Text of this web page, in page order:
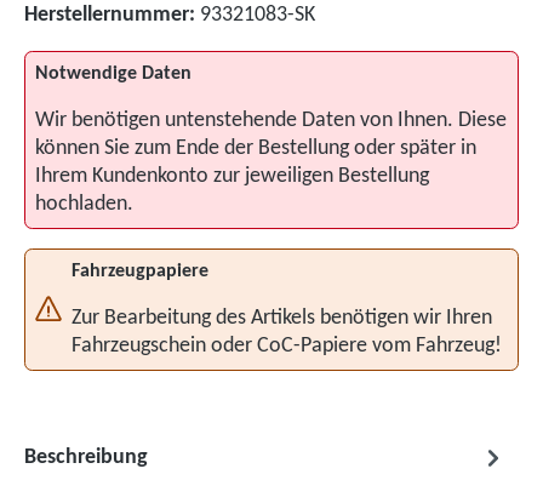
Herstellernummer: 93321083-SK
Notwendige Daten
Wir benötigen untenstehende Daten von Ihnen. Diese
können Sie zum Ende der Bestellung oder später in
Ihrem Kundenkonto zur jeweiligen Bestellung
hochladen.
Fahrzeugpapiere
Zur Bearbeitung des Artikels benötigen wir Ihren
Fahrzeugschein oder CoC-Papiere vom Fahrzeug!
Beschreibung